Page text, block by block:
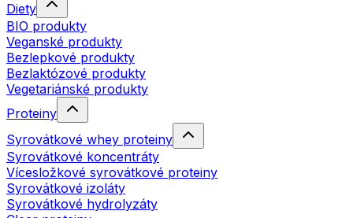
Diety
BIO produkty
Veganské produkty
Bezlepkové produkty
Bezlaktózové produkty
Vegetariánské produkty
Proteiny
Syrovátkové whey proteiny
Syrovátkové koncentráty
Vícesložkové syrovátkové proteiny
Syrovátkové izoláty
Syrovátkové hydrolyzáty